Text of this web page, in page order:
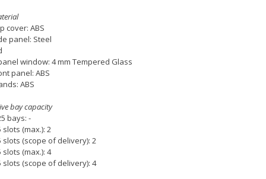
cover: ABS
panel: Steel
window: 4 mm Tempered Glass
panel: ABS
ABS
bay capacity
bays: -
slots (max.): 2
slots (scope of delivery): 2
slots (max.): 4
slots (scope of delivery): 4